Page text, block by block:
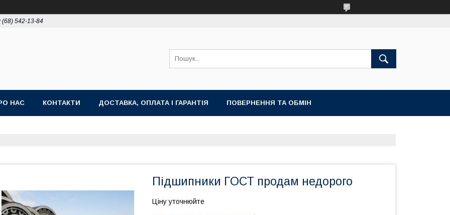
(68) 542-13-84
НАС КОНТАКТИ ДОСТАВКА, ОПЛАТА І ГАРАНТІЯ ПОВЕРНЕННЯ ТА ОБМІН
Підшипники ГОСТ продам недорого
Ціну уточнюйте